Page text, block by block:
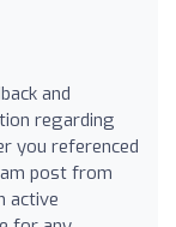
and
regarding
you referenced
post from
active